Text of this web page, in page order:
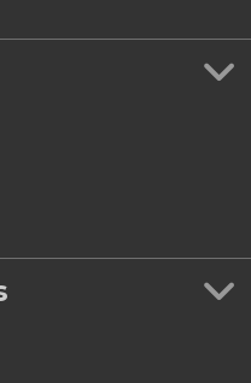
Descalzas
du Pardo